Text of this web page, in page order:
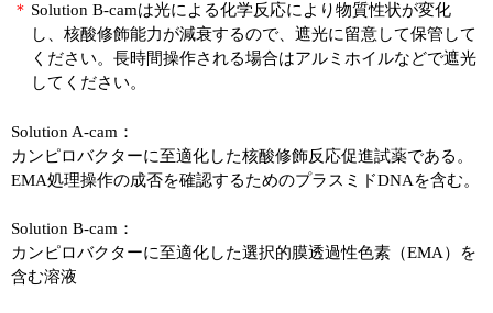
＊ Solution B-camは光による化学反応により物質性状が変化
し、核酸修飾能力が減衰するので、遮光に留意して保管して
ください。長時間操作される場合はアルミホイルなどで遮光
してください。
Solution A-cam：
カンピロバクターに至適化した核酸修飾反応促進試薬である。
EMA処理操作の成否を確認するためのプラスミドDNAを含む。
Solution B-cam：
カンピロバクターに至適化した選択的膜透過性色素（EMA）を
含む溶液